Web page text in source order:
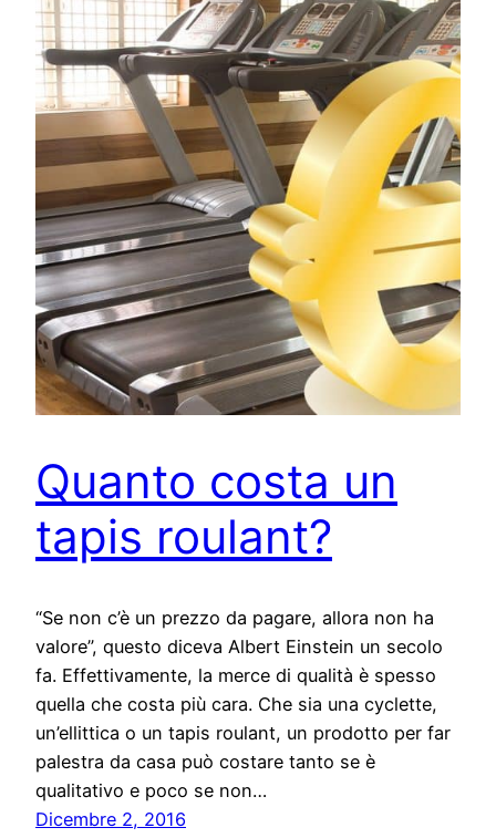
Quanto costa un
tapis roulant?
“Se non c’è un prezzo da pagare, allora non ha
valore”, questo diceva Albert Einstein un secolo
fa. Effettivamente, la merce di qualità è spesso
quella che costa più cara. Che sia una cyclette,
un’ellittica o un tapis roulant, un prodotto per far
palestra da casa può costare tanto se è
qualitativo e poco se non…
Dicembre 2, 2016